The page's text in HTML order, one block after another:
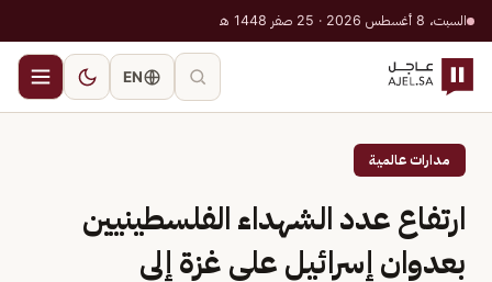
السبت، 8 أغسطس 2026 · 25 صفر 1448 هـ
EN
مدارات عالمية
ارتفاع عدد الشهداء الفلسطينيين
بعدوان إسرائيل على غزة إلى